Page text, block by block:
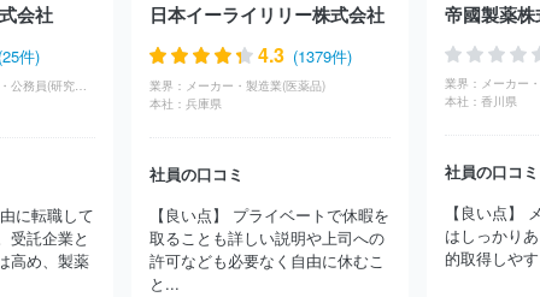
ングス株式会社
株式会社シノテスト 杏林製薬株式会社
協和発
酵バイオ株式会社
Ｍｅｉｊｉ Ｓｅｉｋａファルマ株式会社
協
和キリン株式会社
ゼリア新薬工業株式会社
中外製薬株式会社
鳥居薬品株式会社
アステラス製薬株式会社
ＭＳＤ株式会社
積水メディカル株式会社 帝人ファーマ株式会社
株式
テルモ山口株式会社
米沢浜理薬品工業株式会社
みどり化学株式
会社
株式会社ニチレイバイオサイエンス
アルプス薬品工業株式
会社
ワクチノーバ株式会社 中日本カプセル株式会社
ほか(422
会社
件)
学校・官公庁・団体・公務員(研究機関)
に転職して
受託企業と
高め、製薬
日本イーライリリー株式会社
4.3 (1379件)
業界： メーカー・製造業(医薬品)
本社： 兵庫県
社員の口コミ
【良い点】 プライベートで休暇を
取ることも詳しい説明や上司への
許可なども必要なく自由に休むこ
と...
帝國製薬
業界： メーカー
本社： 香川県
社員の口コミ
【良い点】
はしっかり
的取得しや